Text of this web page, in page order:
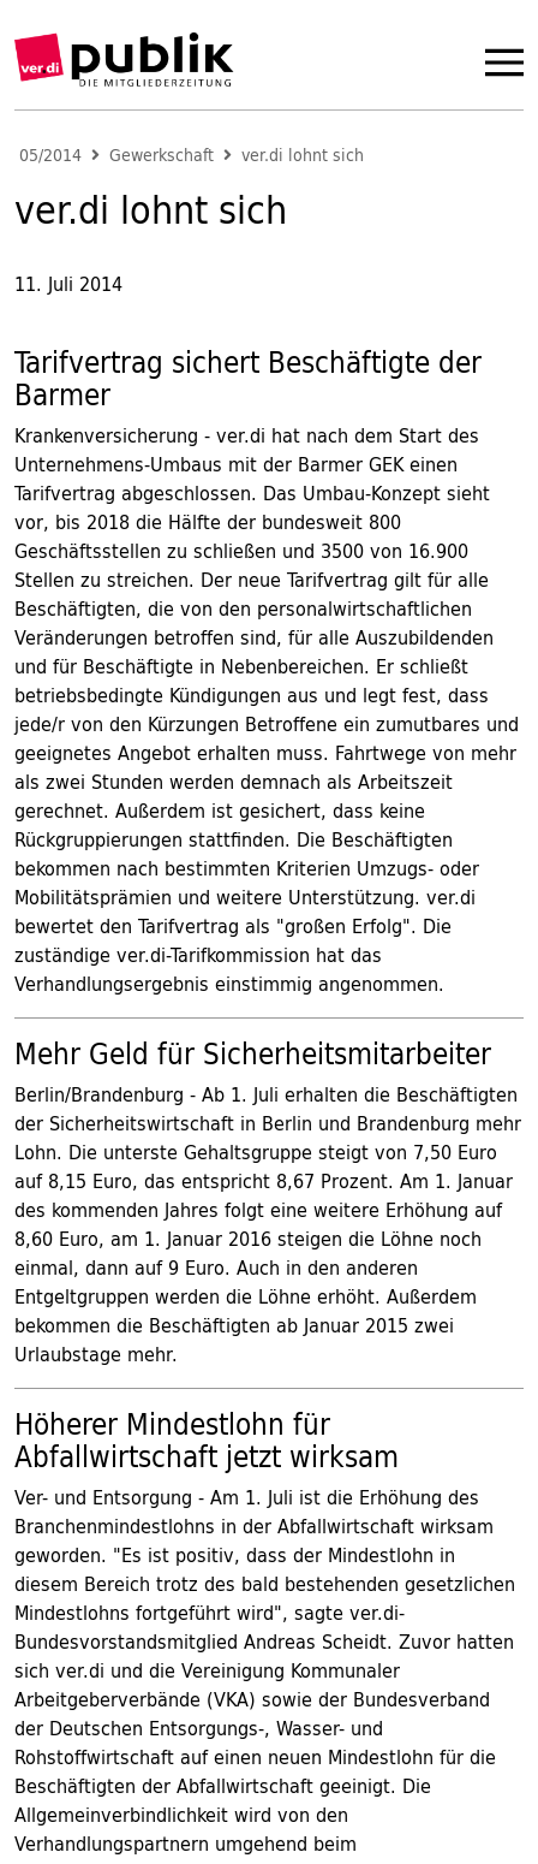
05/2014 Gewerkschaft ver.di lohnt sich
ver.di lohnt sich
11. Juli 2014
Tarifvertrag sichert Beschäftigte der
Barmer
Krankenversicherung - ver.di hat nach dem Start des
Unternehmens-Umbaus mit der Barmer GEK einen
Tarifvertrag abgeschlossen. Das Umbau-Konzept sieht
vor, bis 2018 die Hälfte der bundesweit 800
Geschäftsstellen zu schließen und 3500 von 16.900
Stellen zu streichen. Der neue Tarifvertrag gilt für alle
Beschäftigten, die von den personalwirtschaftlichen
Veränderungen betroffen sind, für alle Auszubildenden
und für Beschäftigte in Nebenbereichen. Er schließt
betriebsbedingte Kündigungen aus und legt fest, dass
jede/r von den Kürzungen Betroffene ein zumutbares und
geeignetes Angebot erhalten muss. Fahrtwege von mehr
als zwei Stunden werden demnach als Arbeitszeit
gerechnet. Außerdem ist gesichert, dass keine
Rückgruppierungen stattfinden. Die Beschäftigten
bekommen nach bestimmten Kriterien Umzugs- oder
Mobilitätsprämien und weitere Unterstützung. ver.di
bewertet den Tarifvertrag als "großen Erfolg". Die
zuständige ver.di-Tarifkommission hat das
Verhandlungsergebnis einstimmig angenommen.
Mehr Geld für Sicherheitsmitarbeiter
Berlin/Brandenburg - Ab 1. Juli erhalten die Beschäftigten
der Sicherheitswirtschaft in Berlin und Brandenburg mehr
Lohn. Die unterste Gehaltsgruppe steigt von 7,50 Euro
auf 8,15 Euro, das entspricht 8,67 Prozent. Am 1. Januar
des kommenden Jahres folgt eine weitere Erhöhung auf
8,60 Euro, am 1. Januar 2016 steigen die Löhne noch
einmal, dann auf 9 Euro. Auch in den anderen
Entgeltgruppen werden die Löhne erhöht. Außerdem
bekommen die Beschäftigten ab Januar 2015 zwei
Urlaubstage mehr.
Höherer Mindestlohn für
Abfallwirtschaft jetzt wirksam
Ver- und Entsorgung - Am 1. Juli ist die Erhöhung des
Branchenmindestlohns in der Abfallwirtschaft wirksam
geworden. "Es ist positiv, dass der Mindestlohn in
diesem Bereich trotz des bald bestehenden gesetzlichen
Mindestlohns fortgeführt wird", sagte ver.di-
Bundesvorstandsmitglied Andreas Scheidt. Zuvor hatten
sich ver.di und die Vereinigung Kommunaler
Arbeitgeberverbände (VKA) sowie der Bundesverband
der Deutschen Entsorgungs-, Wasser- und
Rohstoffwirtschaft auf einen neuen Mindestlohn für die
Beschäftigten der Abfallwirtschaft geeinigt. Die
Allgemeinverbindlichkeit wird von den
Verhandlungspartnern umgehend beim